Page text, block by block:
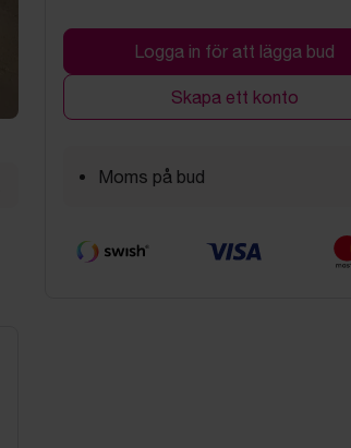
Logga in för att lägga bud
Skapa ett konto
Moms på bud